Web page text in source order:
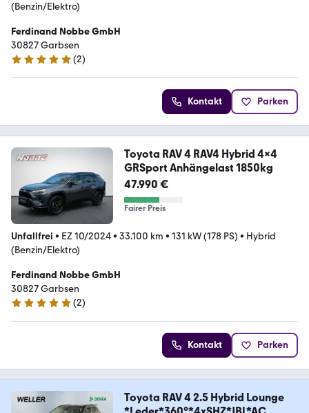
(Benzin/Elektro)
Ferdinand Nobbe GmbH
30827 Garbsen
5 Sterne
(2)
Kontakt Parken
Toyota RAV 4 RAV4 Hybrid 4x4
GRSport Anhängelast 1850kg
47.990 €
Fairer Preis
Unfallfrei • EZ 10/2024• 33.100 km • 131 kW (178 PS) • Hybrid
(Benzin/Elektro)
Ferdinand Nobbe GmbH
30827 Garbsen
5 Sterne
(2)
Kontakt Parken
Toyota RAV 4 2.5 Hybrid Lounge